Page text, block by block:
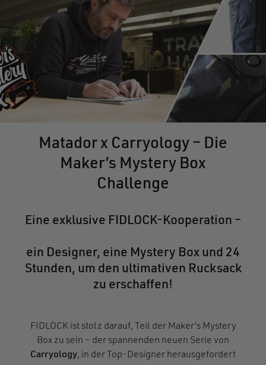
Matador x Carryology – Die
Maker’s Mystery Box
Challenge
Eine exklusive FIDLOCK-Kooperation –
ein Designer, eine Mystery Box und 24
Stunden, um den ultimativen Rucksack
zu erschaffen!
FIDLOCK ist stolz darauf, Teil der Maker’s Mystery
Box zu sein – der spannenden neuen Serie von
Carryology, in der Top-Designer herausgefordert